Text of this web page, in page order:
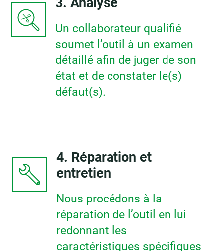
Un collaborateur qualifié
soumet l’outil à un examen
détaillé afin de juger de son
état et de constater le(s)
défaut(s).
4. Réparation et
entretien
Nous procédons à la
réparation de l’outil en lui
redonnant les
caractéristiques spécifiques